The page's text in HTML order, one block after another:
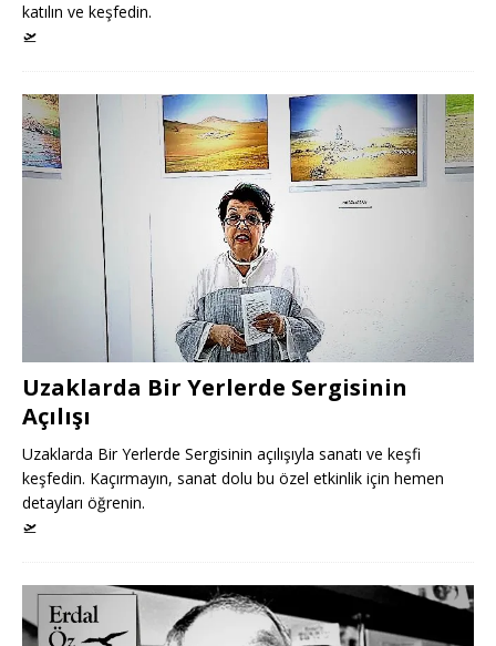
katılın ve keşfedin.
🛫
Uzaklarda Bir Yerlerde Sergisinin
Açılışı
Uzaklarda Bir Yerlerde Sergisinin açılışıyla sanatı ve keşfi
keşfedin. Kaçırmayın, sanat dolu bu özel etkinlik için hemen
detayları öğrenin.
🛫